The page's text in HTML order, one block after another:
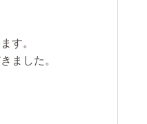
す。
ました。